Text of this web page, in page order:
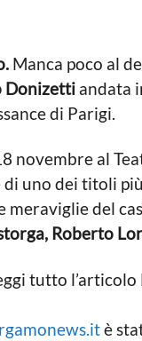
Manca poco al
Donizetti andata
di Parigi.
novembre al
di uno dei titoli
meraviglie del
Roberto
tutto
è